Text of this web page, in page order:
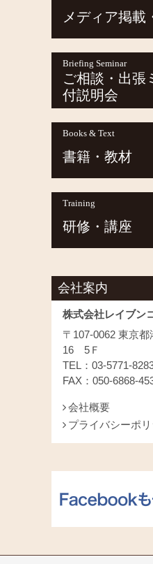
メディア掲載
Briefing Seminar
ご相談・出張
付説明会
Books & Text
書籍・教材
Training
研修・講座
会社案内
株式会社レイブン
〒107-0062 東京
16 5Ｆ
TEL：03-5771-
FAX：050-6868-
会社概要
プライバシーポ